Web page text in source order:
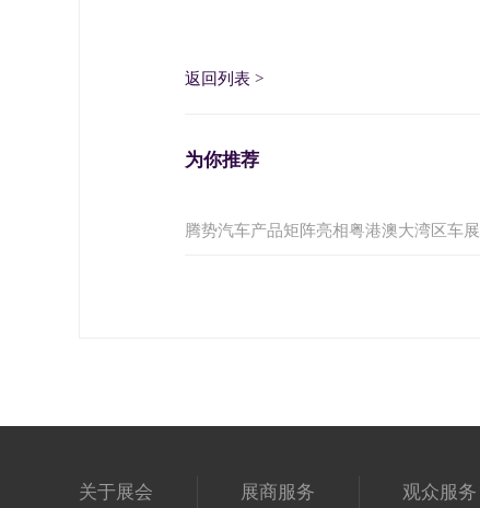
返回列表 >
为你推荐
腾势汽车产品矩阵亮相粤港澳大湾区车展
关于展会 展商服务 观众服务